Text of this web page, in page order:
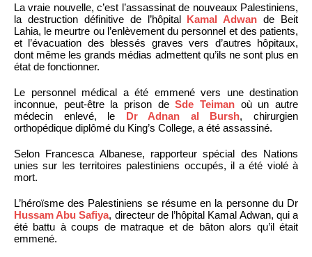
La vraie nouvelle, c’est l’assassinat de nouveaux Palestiniens,
la destruction définitive de l’hôpital Kamal Adwan de Beit
Lahia, le meurtre ou l’enlèvement du personnel et des patients,
et l’évacuation des blessés graves vers d’autres hôpitaux,
dont même les grands médias admettent qu’ils ne sont plus en
état de fonctionner.
Le personnel médical a été emmené vers une destination
inconnue, peut-être la prison deSde Teiman où un autre
médecin enlevé, le Dr Adnan al Bursh, chirurgien
orthopédique diplômé du King’s College, a été assassiné.
Selon Francesca Albanese, rapporteur spécial des Nations
unies sur les territoires palestiniens occupés, il a été violé à
mort.
L’héroïsme des Palestiniens se résume en la personne du Dr
Hussam Abu Safiya, directeur de l’hôpital Kamal Adwan, qui a
été battu à coups de matraque et de bâton alors qu’il était
emmené.